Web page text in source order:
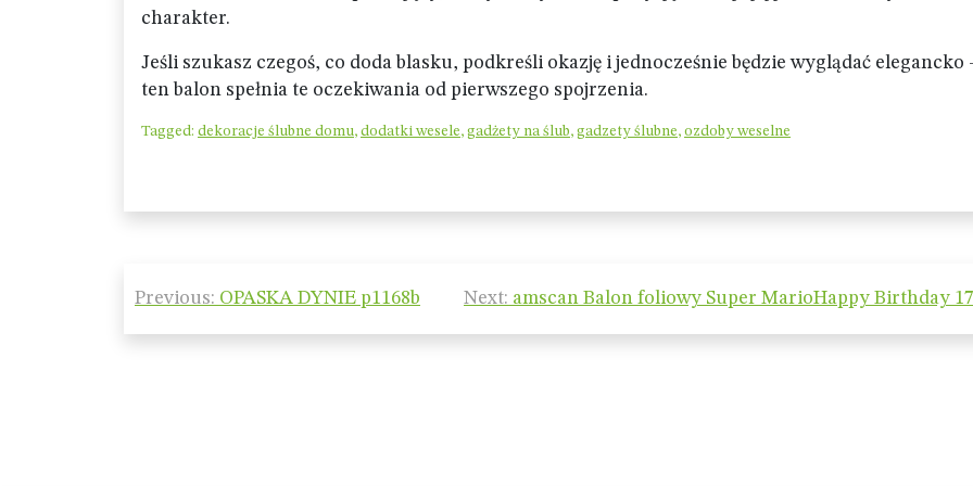
charakter.
Jeśli szukasz czegoś, co doda blasku, podkreśli okazję i jednocześnie będzie wyglądać
ten balon spełnia te oczekiwania od pierwszego spojrzenia.
Tagged: dekoracje ślubne domu, dodatki wesele, gadżety na ślub, gadzety ślubne, ozdoby weselne
Nawigacja
wpisu
Previous: OPASKA DYNIE p1168b Next: amscan Balon foliowy Super MarioHappy Birthday 17